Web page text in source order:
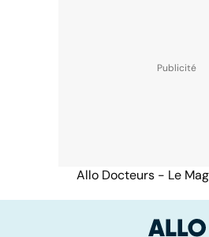
Allo Docteurs - Le